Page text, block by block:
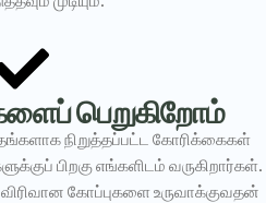
பெறுகிறோம்
நிறுத்தப்பட்ட கோரிக்கைகள்
பிறகு எங்களிடம் வருகிறார்கள்.
கோப்புகளை உருவாக்குவதன்